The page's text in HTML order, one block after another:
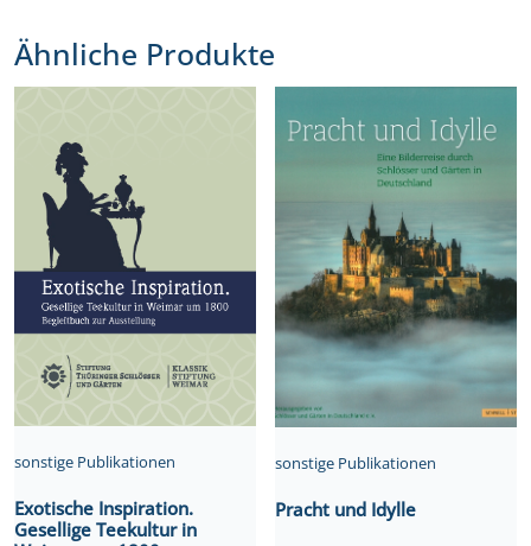
Ähnliche Produkte
sonstige Publikationen
Exotische Inspiration.
Gesellige Teekultur in
sonstige Publikationen
Pracht und Idylle